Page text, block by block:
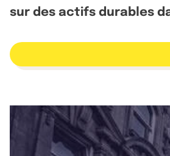
sur des actifs durables